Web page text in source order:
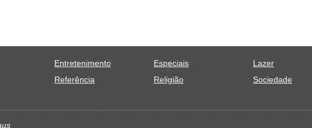
Entretenimento Especiais
Lazer
Referência Religião
Sociedade